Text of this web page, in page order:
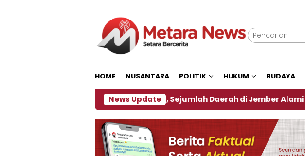
HOME NUSANTARA POLITIK HUKUM BUDAYA
News Update
Dampak El Nino, Sejumlah Daerah di Jember Alami Krisi Air